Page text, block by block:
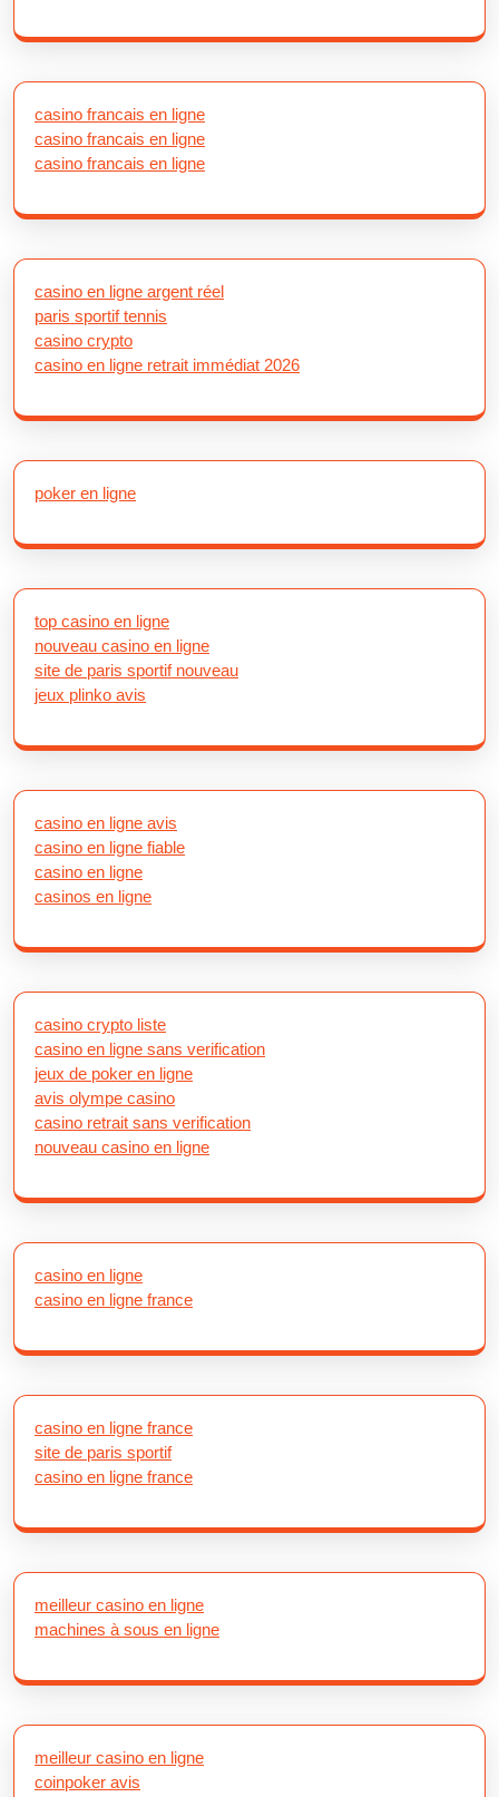
casino francais en ligne
casino francais en ligne
casino francais en ligne
casino en ligne argent réel
paris sportif tennis
casino crypto
casino en ligne retrait immédiat 2026
poker en ligne
top casino en ligne
nouveau casino en ligne
site de paris sportif nouveau
jeux plinko avis
casino en ligne avis
casino en ligne fiable
casino en ligne
casinos en ligne
casino crypto liste
casino en ligne sans verification
jeux de poker en ligne
avis olympe casino
casino retrait sans verification
nouveau casino en ligne
casino en ligne
casino en ligne france
casino en ligne france
site de paris sportif
casino en ligne france
meilleur casino en ligne
machines à sous en ligne
meilleur casino en ligne
coinpoker avis